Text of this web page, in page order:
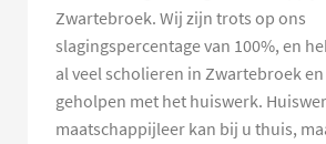
Zwartebroek. Wij zijn trots op ons
slagingspercentage van 100%, en
al veel scholieren in Zwartebroek
geholpen met het huiswerk.
maatschappijleer kan bij u thuis,